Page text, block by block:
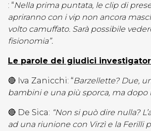
: “Nella prima puntata, le clip di
apriranno con i vip non ancora
volto camuffato. Sarà possibile
fisionomia”.
Le parole dei giudici
🔴 Iva Zanicchi: “Barzellette? Due,
bambini e una più sporca, ma dopo
🔴 De Sica: “Non si può dire nulla?
ad una riunione con Virzì e la Ferilli